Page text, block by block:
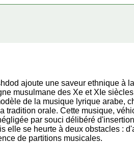
ajoute une saveur ethnique à
musulmane des Xe et XIe
de la musique lyrique arabe,
tradition orale. Cette musique,
par souci délibéré
elle se heurte à deux obstacles :
de partitions musicales.